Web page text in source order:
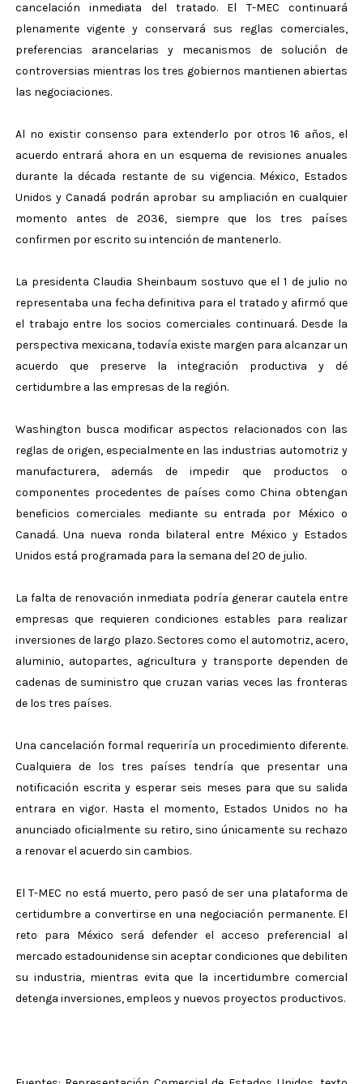
cancelación inmediata del tratado. El T-MEC continuará
plenamente vigente y conservará sus reglas comerciales,
preferencias arancelarias y mecanismos de solución de
controversias mientras los tres gobiernos mantienen abiertas
las negociaciones.
Al no existir consenso para extenderlo por otros 16 años, el
acuerdo entrará ahora en un esquema de revisiones anuales
durante la década restante de su vigencia. México, Estados
Unidos y Canadá podrán aprobar su ampliación en cualquier
momento antes de 2036, siempre que los tres países
confirmen por escrito su intención de mantenerlo.
La presidenta Claudia Sheinbaum sostuvo que el 1 de julio no
representaba una fecha definitiva para el tratado y afirmó que
el trabajo entre los socios comerciales continuará. Desde la
perspectiva mexicana, todavía existe margen para alcanzar un
acuerdo que preserve la integración productiva y dé
certidumbre a las empresas de la región.
Washington busca modificar aspectos relacionados con las
reglas de origen, especialmente en las industrias automotriz y
manufacturera, además de impedir que productos o
componentes procedentes de países como China obtengan
beneficios comerciales mediante su entrada por México o
Canadá. Una nueva ronda bilateral entre México y Estados
Unidos está programada para la semana del 20 de julio.
La falta de renovación inmediata podría generar cautela entre
empresas que requieren condiciones estables para realizar
inversiones de largo plazo. Sectores como el automotriz, acero,
aluminio, autopartes, agricultura y transporte dependen de
cadenas de suministro que cruzan varias veces las fronteras
de los tres países.
Una cancelación formal requeriría un procedimiento diferente.
Cualquiera de los tres países tendría que presentar una
notificación escrita y esperar seis meses para que su salida
entrara en vigor. Hasta el momento, Estados Unidos no ha
anunciado oficialmente su retiro, sino únicamente su rechazo
a renovar el acuerdo sin cambios.
El T-MEC no está muerto, pero pasó de ser una plataforma de
certidumbre a convertirse en una negociación permanente. El
reto para México será defender el acceso preferencial al
mercado estadounidense sin aceptar condiciones que debiliten
su industria, mientras evita que la incertidumbre comercial
detenga inversiones, empleos y nuevos proyectos productivos.